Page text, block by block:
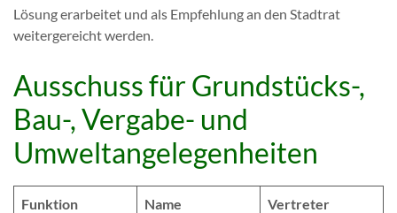
Lösung erarbeitet und als Empfehlung an den Stadtrat
weitergereicht werden.
Ausschuss für Grundstücks-,
Bau-, Vergabe- und
Umweltangelegenheiten
Funktion Name Vertreter